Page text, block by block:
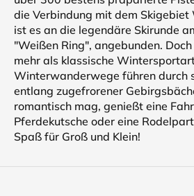
die Verbindung mit dem Skigebiet
ist es an die legendäre Skirunde
"Weißen Ring", angebunden.
mehr als klassische
Winterwanderwege führen durch
entlang zugefrorener
romantisch mag, genießt eine
Pferdekutsche oder eine
Spaß für Groß und Klein!